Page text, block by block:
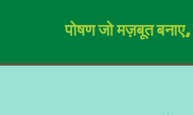
पोषण जो मज़बूत बनाए,